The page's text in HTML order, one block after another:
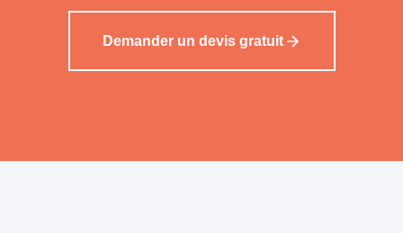
Demander un devis gratuit